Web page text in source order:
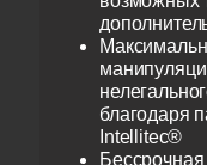
благодаря
Intellitec®